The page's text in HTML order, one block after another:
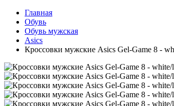
Главная
Обувь
Обувь мужская
Asics
Кроссовки мужские Asics Gel-Game 8 -